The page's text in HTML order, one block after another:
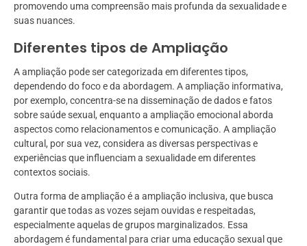
promovendo uma compreensão mais profunda da sexualidade e
suas nuances.
Diferentes tipos de Ampliação
A ampliação pode ser categorizada em diferentes tipos,
dependendo do foco e da abordagem. A ampliação informativa,
por exemplo, concentra-se na disseminação de dados e fatos
sobre saúde sexual, enquanto a ampliação emocional aborda
aspectos como relacionamentos e comunicação. A ampliação
cultural, por sua vez, considera as diversas perspectivas e
experiências que influenciam a sexualidade em diferentes
contextos sociais.
Outra forma de ampliação é a ampliação inclusiva, que busca
garantir que todas as vozes sejam ouvidas e respeitadas,
especialmente aquelas de grupos marginalizados. Essa
abordagem é fundamental para criar uma educação sexual que